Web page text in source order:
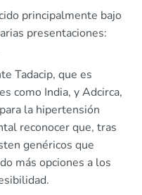
principalmente bajo
presentaciones:
Tadacip, que es
como India, y Adcirca,
la hipertensión
reconocer que, tras
genéricos que
más opciones a los